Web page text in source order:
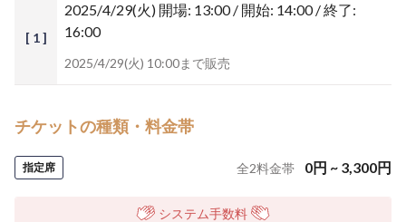
[ 1 ]
2025/4/29(火) 開場: 13:00 / 開始: 14:00 / 終了:
16:00
2025/4/29(火) 10:00まで販売
チケットの種類・料金帯
指定席 全2料金帯 0円 ~ 3,300円
システム手数料